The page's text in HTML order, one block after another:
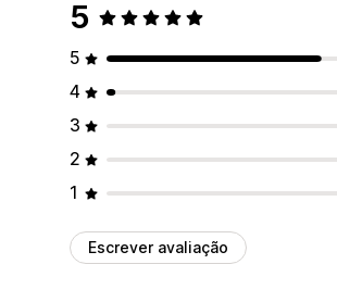
5
5
4
3
2
1
Escrever avaliação